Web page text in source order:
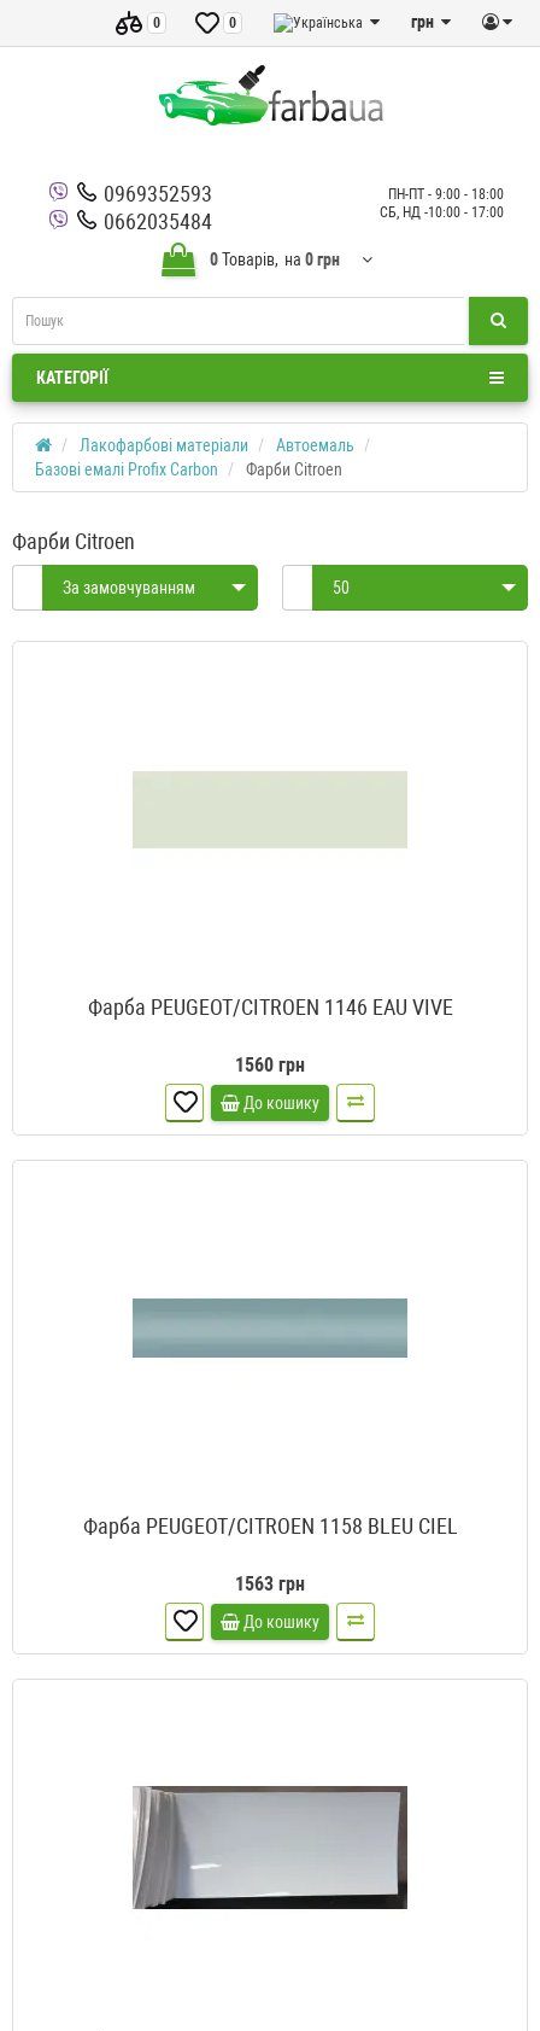
грн
0
0
0969352593
0662035484
ПН-ПТ - 9:00 - 18:00
СБ, НД -10:00 - 17:00
0Товарів, на 0 грн
КАТЕГОРІЇ
Лакофарбові матеріали
Автоемаль
Базові емалі Profix Carbon
Фарби Citroen
Фарби Citroen
За замовчуванням 50
Фарба PEUGEOT/CITROEN 1146 EAU VIVE
1560 грн
До кошику
Фарба PEUGEOT/CITROEN 1158 BLEU CIEL
1563 грн
До кошику